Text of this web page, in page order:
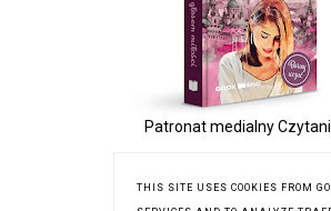
Patronat medialny
THIS SITE USES COOKIES FROM